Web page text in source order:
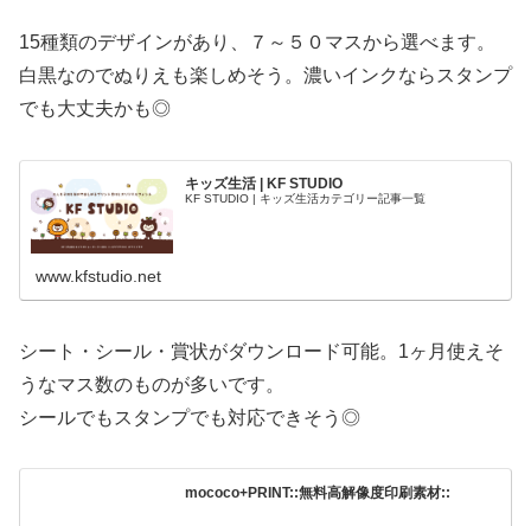
15種類のデザインがあり、７～５０マスから選べます。
白黒なのでぬりえも楽しめそう。濃いインクならスタンプ
でも大丈夫かも◎
キッズ生活 | KF STUDIO
KF STUDIO | キッズ生活カテゴリー記事一覧
www.kfstudio.net
シート・シール・賞状がダウンロード可能。1ヶ月使えそ
うなマス数のものが多いです。
シールでもスタンプでも対応できそう◎
mococo+PRINT::無料高解像度印刷素材::